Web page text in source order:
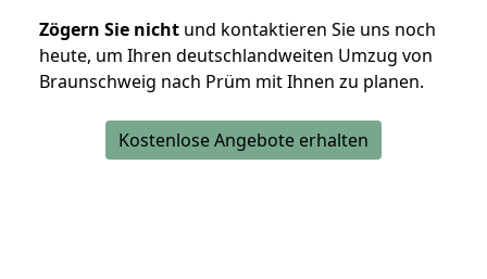
Zögern Sie nicht und kontaktieren Sie uns noch
heute, um Ihren deutschlandweiten Umzug von
Braunschweig nach Prüm mit Ihnen zu planen.
Kostenlose Angebote erhalten